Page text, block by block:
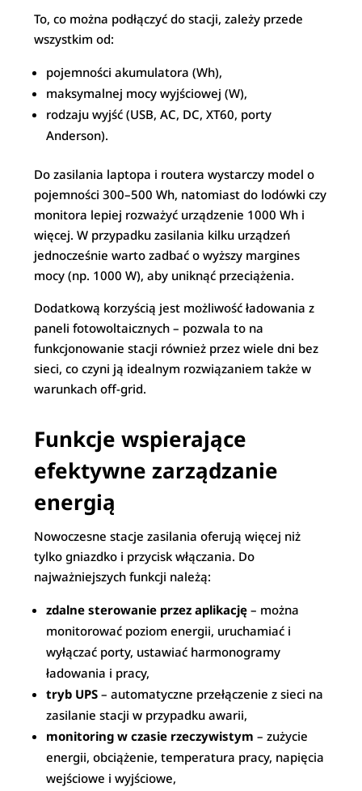
To, co można podłączyć do stacji, zależy przede
wszystkim od:
pojemności akumulatora (Wh),
maksymalnej mocy wyjściowej (W),
rodzaju wyjść (USB, AC, DC, XT60, porty
Anderson).
Do zasilania laptopa i routera wystarczy model o
pojemności 300–500 Wh, natomiast do lodówki czy
monitora lepiej rozważyć urządzenie 1000 Wh i
więcej. W przypadku zasilania kilku urządzeń
jednocześnie warto zadbać o wyższy margines
mocy (np. 1000 W), aby uniknąć przeciążenia.
Dodatkową korzyścią jest możliwość ładowania z
paneli fotowoltaicznych – pozwala to na
funkcjonowanie stacji również przez wiele dni bez
sieci, co czyni ją idealnym rozwiązaniem także w
warunkach off-grid.
Funkcje wspierające
efektywne zarządzanie
energią
Nowoczesne stacje zasilania oferują więcej niż
tylko gniazdko i przycisk włączania. Do
najważniejszych funkcji należą:
zdalne sterowanie przez aplikację – można
monitorować poziom energii, uruchamiać i
wyłączać porty, ustawiać harmonogramy
ładowania i pracy,
tryb UPS – automatyczne przełączenie z sieci na
zasilanie stacji w przypadku awarii,
monitoring w czasie rzeczywistym – zużycie
energii, obciążenie, temperatura pracy, napięcia
wejściowe i wyjściowe,